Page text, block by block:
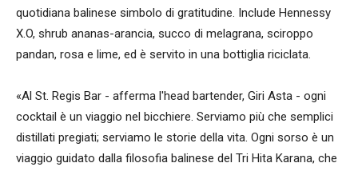
quotidiana balinese simbolo di gratitudine. Include Hennessy
X.O, shrub ananas-arancia, succo di melagrana, sciroppo
pandan, rosa e lime, ed è servito in una bottiglia riciclata.
«Al St. Regis Bar - afferma l'head bartender, Giri Asta - ogni
cocktail è un viaggio nel bicchiere. Serviamo più che semplici
distillati pregiati; serviamo le storie della vita. Ogni sorso è un
viaggio guidato dalla filosofia balinese del Tri Hita Karana, che